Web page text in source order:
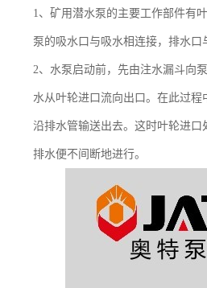
1、矿用潜水泵的主要工作部件有
泵的吸水口与吸水相连接，排水口
2、水泵启动前，先由注水漏斗向
水从叶轮进口流向出口。在此过
沿排水管输送出去。这时叶轮进口
排水便不间断地进行。